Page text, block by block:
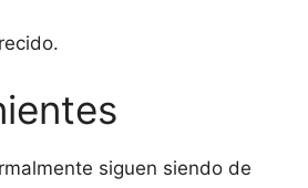
siguen siendo de